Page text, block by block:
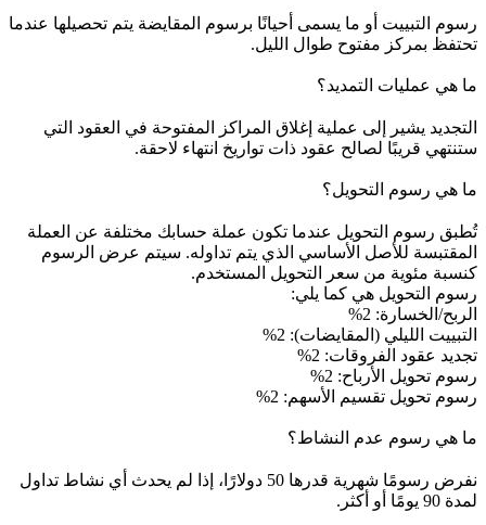
رسوم التبييت أو ما يسمى أحيانًا برسوم المقايضة يتم تحصيلها عندما
تحتفظ بمركز مفتوح طوال الليل.
ما هي عمليات التمديد؟
التجديد يشير إلى عملية إغلاق المراكز المفتوحة في العقود التي
ستنتهي قريبًا لصالح عقود ذات تواريخ انتهاء لاحقة.
ما هي رسوم التحويل؟
تُطبق رسوم التحويل عندما تكون عملة حسابك مختلفة عن العملة
المقتبسة للأصل الأساسي الذي يتم تداوله. سيتم عرض الرسوم
كنسبة مئوية من سعر التحويل المستخدم.
رسوم التحويل هي كما يلي:
الربح/الخسارة: 2%
التبييت الليلي (المقايضات): 2%
تجديد عقود الفروقات: 2%
رسوم تحويل الأرباح: 2%
رسوم تحويل تقسيم الأسهم: 2%
ما هي رسوم عدم النشاط؟
نفرض رسومًا شهرية قدرها 50 دولارًا، إذا لم يحدث أي نشاط تداول
لمدة 90 يومًا أو أكثر.